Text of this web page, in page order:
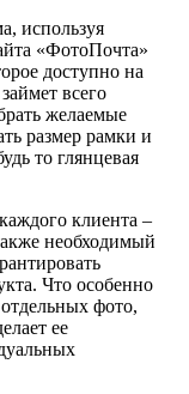
используя
«ФотоПочта»
доступно на
всего
желаемые
размер рамки и
то глянцевая
клиента –
необходимый
Что особенно
фото,
ее